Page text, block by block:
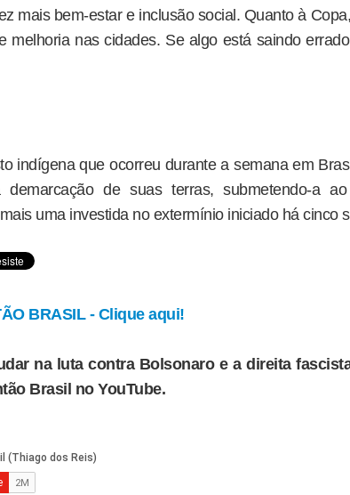
mais bem-estar e inclusão social. Quanto à
melhoria nas cidades. Se algo está saindo
indígena que ocorreu durante a semana em
demarcação de suas terras, submetendo-a
uma investida no extermínio iniciado há cinco
BRASIL - Clique aqui!
na luta contra Bolsonaro e a direita
Brasil no YouTube.